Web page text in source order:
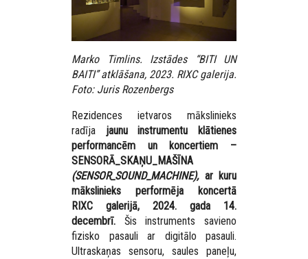
Marko Timlins. Izstādes “BITI UN
BAITI” atklāšana, 2023. RIXC galerija.
Foto: Juris Rozenbergs
Rezidences ietvaros mākslinieks
radīja jaunu instrumentu klātienes
performancēm un koncertiem –
SENSORĀ_SKAŅU_MAŠĪNA
(SENSOR_SOUND_MACHINE),ar kuru
mākslinieks performēja koncertā
RIXC galerijā, 2024. gada 14.
decembrī. Šis instruments savieno
fizisko pasauli ar digitālo pasauli.
Ultraskaņas sensoru, saules paneļu,